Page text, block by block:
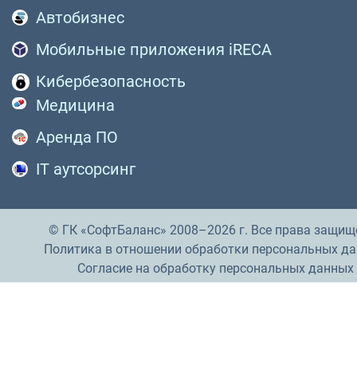
Автобизнес
Мобильные приложения iRECA
Кибербезопасность
Медицина
Аренда ПО
IT аутсорсинг
© ГК «СофтБаланс» 2008–2026 г. Все права
Политика в отношении обработки персональных
Согласие на обработку персональных данных